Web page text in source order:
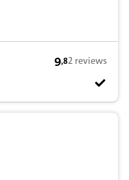
9,8 op basis
9,82 reviews